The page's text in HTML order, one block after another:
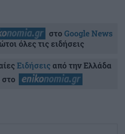
στοGoogle News
όλες τις ειδήσεις
Ειδήσειςαπό την Ελλάδα